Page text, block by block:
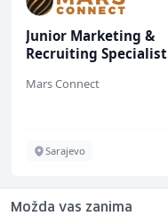
Junior Marketing &
Recruiting Specialist
Mars Connect
Sarajevo
Možda vas zanima